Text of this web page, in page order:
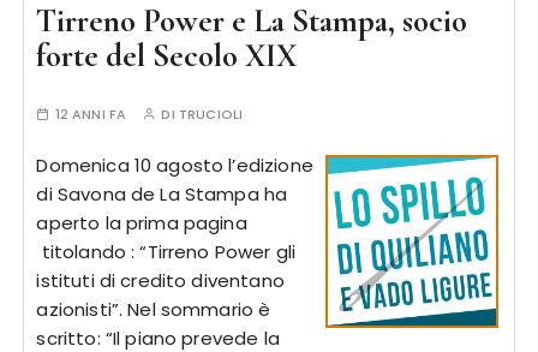
Tirreno Power e La Stampa, socio
forte del Secolo XIX
12 ANNI FA DI TRUCIOLI
Domenica 10 agosto l’edizione
di Savona de La Stampa ha
aperto la prima pagina
titolando : “Tirreno Power gli
istituti di credito diventano
azionisti”. Nel sommario è
scritto: “Il piano prevede la